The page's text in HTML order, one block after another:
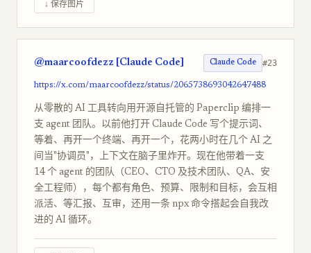
↓ 保存图片
@maarcoofdezz [Claude Code] Claude Code #23
https://x.com/maarcoofdezz/status/2065738693042647488
从零散的 AI 工具转向用开源自托管的 Paperclip 编排一
支 agent 团队。以前他打开 Claude Code 写个提示词、
等着、再开一个终端、再开一个，花两小时在几个 AI 之
间当"协调员"，上下文在脑子里炸开。现在他带着一支
14 个 agent 的团队（CEO、CTO 及技术团队、QA、安
全工程师），每个都有角色、预算、限制和目标，会互相
派活、等汇报、互审，还用一条 npx 命令搭起会自我改
进的 AI 循环。